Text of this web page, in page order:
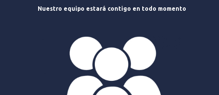
Nuestro equipo estará contigo en todo momento